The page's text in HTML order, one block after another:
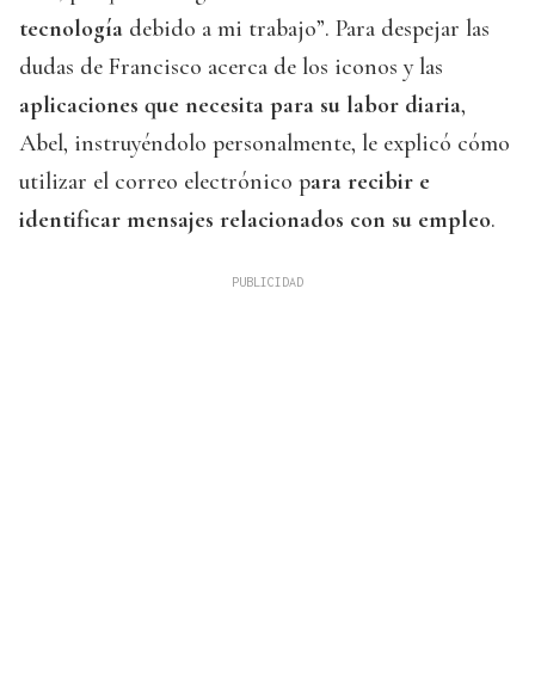
tecnología debido a mi trabajo”. Para despejar las
dudas de Francisco acerca de los iconos y las
aplicaciones que necesita para su labor diaria,
Abel, instruyéndolo personalmente, le explicó cómo
utilizar el correo electrónico para recibir e
identificar mensajes relacionados con su empleo.